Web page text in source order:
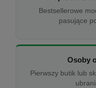
Bestsellerowe
pasujące
Osoby
Pierwszy butik lub